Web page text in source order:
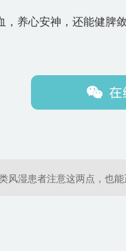
，养心安神，还能健脾
风湿患者注意这两点，也能